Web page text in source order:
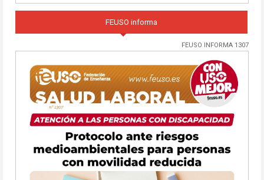
FEUSO informa
FEUSO INFORMA 1307